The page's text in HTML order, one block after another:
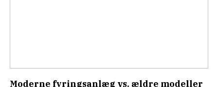
Moderne fyringsanlæg vs. ældre modeller